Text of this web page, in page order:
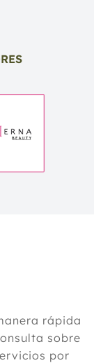
rápida
sobre
por